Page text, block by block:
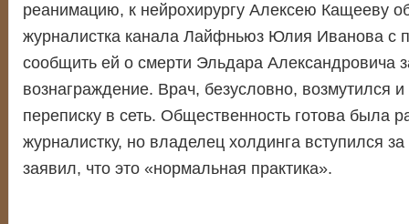
реанимацию, к нейрохирургу Алексею Кащееву
журналистка канала Лайфньюз Юлия Иванова с
сообщить ей о смерти Эльдара Александровича
вознаграждение. Врач, безусловно, возмутился
переписку в сеть. Общественность готова была
журналистку, но владелец холдинга вступился
заявил, что это «нормальная практика».